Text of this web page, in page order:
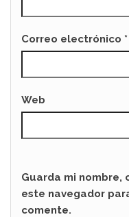
Correo electrónico *
Web
Guarda mi nombre,
este navegador
comente.